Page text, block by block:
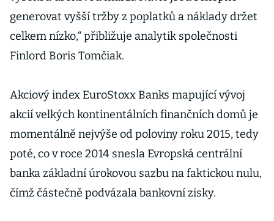
generovat vyšší tržby z poplatků a náklady držet
celkem nízko,“ přibližuje analytik společnosti
Finlord Boris Tomčiak.
Akciový index EuroStoxx Banks mapující vývoj
akcií velkých kontinentálních finančních domů je
momentálně nejvýše od poloviny roku 2015, tedy
poté, co v roce 2014 snesla Evropská centrální
banka základní úrokovou sazbu na faktickou nulu,
čímž částečně podvázala bankovní zisky.